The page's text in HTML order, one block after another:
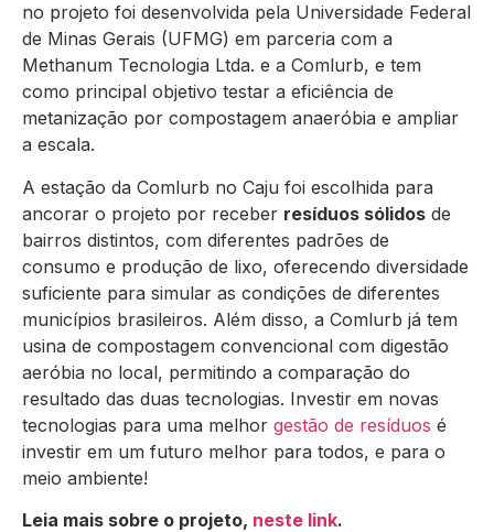
no projeto foi desenvolvida pela Universidade Federal
de Minas Gerais (UFMG) em parceria com a
Methanum Tecnologia Ltda. e a Comlurb, e tem
como principal objetivo testar a eficiência de
metanização por compostagem anaeróbia e ampliar
a escala.
A estação da Comlurb no Caju foi escolhida para
ancorar o projeto por receber resíduos sólidos de
bairros distintos, com diferentes padrões de
consumo e produção de lixo, oferecendo diversidade
suficiente para simular as condições de diferentes
municípios brasileiros. Além disso, a Comlurb já tem
usina de compostagem convencional com digestão
aeróbia no local, permitindo a comparação do
resultado das duas tecnologias. Investir em novas
tecnologias para uma melhor gestão de resíduos é
investir em um futuro melhor para todos, e para o
meio ambiente!
Leia mais sobre o projeto, neste link.